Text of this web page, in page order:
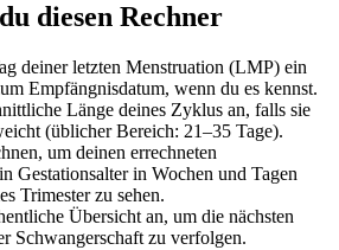
diesen Rechner
deiner letzten Menstruation (LMP) ein
Empfängnisdatum, wenn du es kennst.
Länge deines Zyklus an, falls sie
(üblicher Bereich: 21–35 Tage).
um deinen errechneten
Gestationsalter in Wochen und Tagen
Trimester zu sehen.
Übersicht an, um die nächsten
Schwangerschaft zu verfolgen.